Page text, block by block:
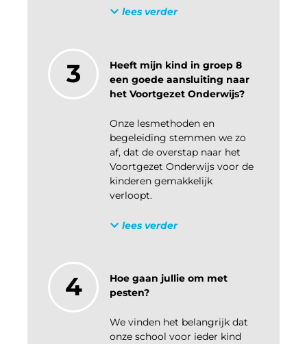
lees verder
3
Heeft mijn kind in groep 8
een goede aansluiting naar
het Voortgezet Onderwijs?
Onze lesmethoden en
begeleiding stemmen we zo
af, dat de overstap naar het
Voortgezet Onderwijs voor de
kinderen gemakkelijk
verloopt.
lees verder
4
Hoe gaan jullie om met
pesten?
We vinden het belangrijk dat
onze school voor ieder kind